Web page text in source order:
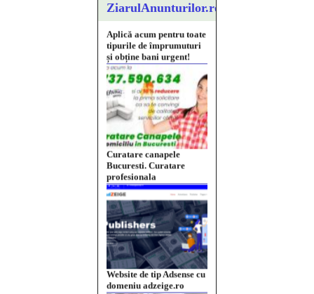
ZiarulAnunturilor.ro
Curatare canapele
Bucuresti. Curatare
profesionala
Website de tip Adsense cu
domeniu adzeige.ro